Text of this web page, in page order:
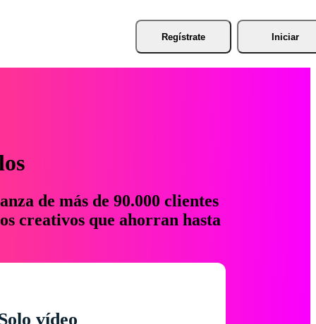
Regístrate Iniciar
de más de 90.000 clientes
creativos que ahorran hasta
vídeo